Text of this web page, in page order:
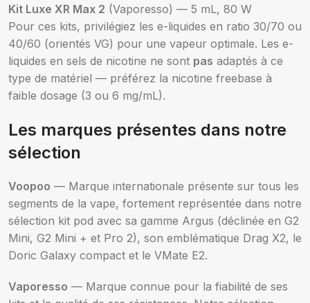
Kit Luxe XR Max 2 (Vaporesso) — 5 mL, 80 W
Pour ces kits, privilégiez les e-liquides en ratio 30/70 ou
40/60 (orientés VG) pour une vapeur optimale. Les e-
liquides en sels de nicotine ne sont pas adaptés à ce
type de matériel — préférez la nicotine freebase à
faible dosage (3 ou 6 mg/mL).
Les marques présentes dans notre
sélection
Voopoo — Marque internationale présente sur tous les
segments de la vape, fortement représentée dans notre
sélection kit pod avec sa gamme Argus (déclinée en G2
Mini, G2 Mini + et Pro 2), son emblématique Drag X2, le
Doric Galaxy compact et le VMate E2.
Vaporesso — Marque connue pour la fiabilité de ses